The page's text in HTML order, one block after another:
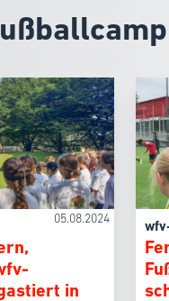
05.08.2024
in